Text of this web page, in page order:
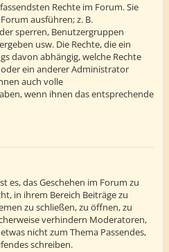
Rechte im Forum. Sie
ausführen; z. B.
sperren, Benutzergruppen
usw. Die Rechte, die ein
davon abhängig, welche Rechte
ein anderer Administrator
auch volle
wenn ihnen das entsprechende
es, das Geschehen im Forum zu
in ihrem Bereich Beiträge zu
zu schließen, zu öffnen, zu
verhindern Moderatoren,
nicht zum Thema Passendes,
schreiben.